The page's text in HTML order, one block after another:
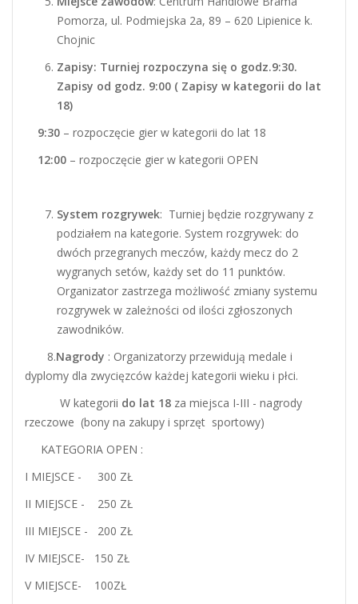
Pomorza, ul. Podmiejska 2a, 89 – 620 Lipienice k.
Chojnic
Zapisy: Turniej rozpoczyna się o godz.9:30.
Zapisy od godz. 9:00 ( Zapisy w kategorii do lat
18)
9:30 – rozpoczęcie gier w kategorii do lat 18
12:00 – rozpoczęcie gier w kategorii OPEN
System rozgrywek: Turniej będzie rozgrywany z
podziałem na kategorie. System rozgrywek: do
dwóch przegranych meczów, każdy mecz do 2
wygranych setów, każdy set do 11 punktów.
Organizator zastrzega możliwość zmiany systemu
rozgrywek w zależności od ilości zgłoszonych
zawodników.
8.Nagrody : Organizatorzy przewidują medale i
dyplomy dla zwycięzców każdej kategorii wieku i płci.
W kategorii do lat 18 za miejsca I-III - nagrody
rzeczowe (bony na zakupy i sprzęt sportowy)
KATEGORIA OPEN :
I MIEJSCE - 300 ZŁ
II MIEJSCE - 250 ZŁ
III MIEJSCE - 200 ZŁ
IV MIEJSCE- 150 ZŁ
V MIEJSCE- 100ZŁ